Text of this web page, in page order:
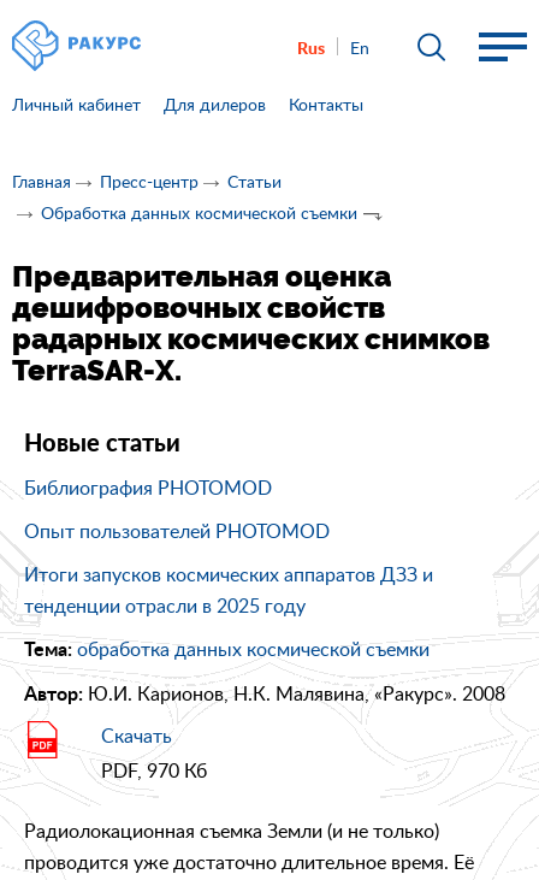
Rus En
Личный кабинет Для дилеров Контакты
Главная Пресс-центр
Статьи
Обработка данных космической съемки
Предварительная оценка
дешифровочных свойств
радарных космических снимков
TerraSAR-X.
Новые статьи
Библиография PHOTOMOD
Опыт пользователей PHOTOMOD
Итоги запусков космических аппаратов ДЗЗ и
тенденции отрасли в 2025 году
Тема: обработка данных космической съемки
Автор: Ю.И. Карионов, Н.К. Малявина, «Ракурс». 2008
Скачать
PDF, 970 Кб
Радиолокационная съемка Земли (и не только)
проводится уже достаточно длительное время. Её